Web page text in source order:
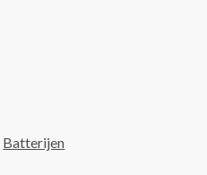
Batterijen